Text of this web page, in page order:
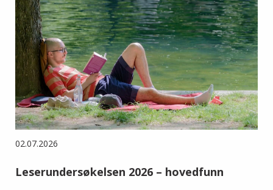
02.07.2026
Leserundersøkelsen 2026 – hovedfunn